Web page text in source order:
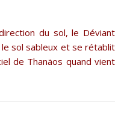
du sol, le Déviant
le sol sableux et se rétablit
de Thanäos quand vient